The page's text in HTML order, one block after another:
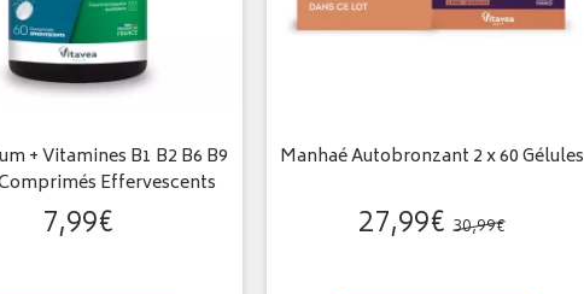
+ Vitamines B1 B2 B6 B9
Effervescents
7,99€
Manhaé Autobronzant 2 x 60 Gélules
27,99€ 30,99€